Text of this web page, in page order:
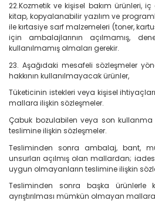
22.Kozmetik ve kişisel bakım ürünleri,
kitap, kopyalanabilir yazılım ve
ile kırtasiye sarf malzemeleri (toner,
için ambalajlarının açılmamış,
kullanılmamış olmaları gerekir.
23. Aşağıdaki mesafeli sözleşmeler
hakkının kullanılmayacak ürünler,
Tüketicinin istekleri veya kişisel
mallara ilişkin sözleşmeler.
Çabuk bozulabilen veya son kullanma
teslimine ilişkin sözleşmeler.
Tesliminden sonra ambalaj, bant,
unsurları açılmış olan mallardan;
uygun olmayanların teslimine ilişkin
Tesliminden sonra başka ürünlerle
ayrıştırılması mümkün olmayan